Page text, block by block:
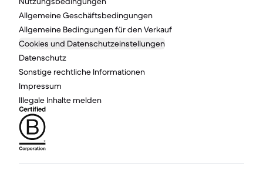
Allgemeine Geschäftsbedingungen
Allgemeine Bedingungen für den Verkauf
Cookies und Datenschutzeinstellungen
Datenschutz
Sonstige rechtliche Informationen
Impressum
Illegale Inhalte melden